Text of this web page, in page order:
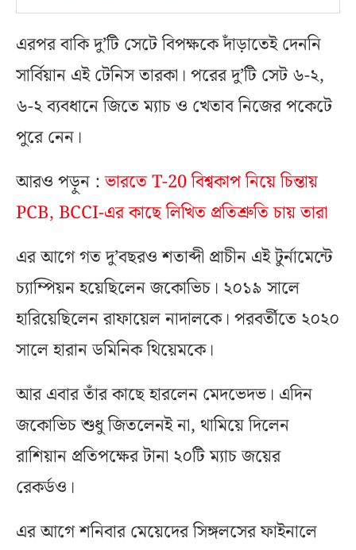
এরপর বাকি দু’টি সেটে বিপক্ষকে দাঁড়াতেই দেননি
সার্বিয়ান এই টেনিস তারকা। পরের দু’টি সেট ৬-২,
৬-২ ব্যবধানে জিতে ম্যাচ ও খেতাব নিজের পকেটে
পুরে নেন।
আরও পড়ুন :ভারতে T-20 বিশ্বকাপ নিয়ে চিন্তায়
PCB, BCCI-এর কাছে লিখিত প্রতিশ্রুতি চায় তারা
এর আগে গত দু’বছরও শতাব্দী প্রাচীন এই টুর্নামেন্টে
চ্যাম্পিয়ন হয়েছিলেন জকোভিচ। ২০১৯ সালে
হারিয়েছিলেন রাফায়েল নাদালকে। পরবর্তীতে ২০২০
সালে হারান ডমিনিক থিয়েমকে।
আর এবার তাঁর কাছে হারলেন মেদভেদভ। এদিন
জকোভিচ শুধু জিতলেনই না, থামিয়ে দিলেন
রাশিয়ান প্রতিপক্ষের টানা ২০টি ম্যাচ জয়ের
রেকর্ডও।
এর আগে শনিবার মেয়েদের সিঙ্গলসের ফাইনালে